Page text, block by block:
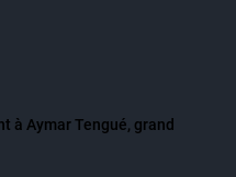
à Aymar Tengué, grand